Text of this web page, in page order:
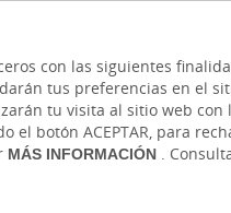
con las siguientes
tus preferencias en el
tu visita al sitio web
botón ACEPTAR, para
MÁS INFORMACIÓN.
Y